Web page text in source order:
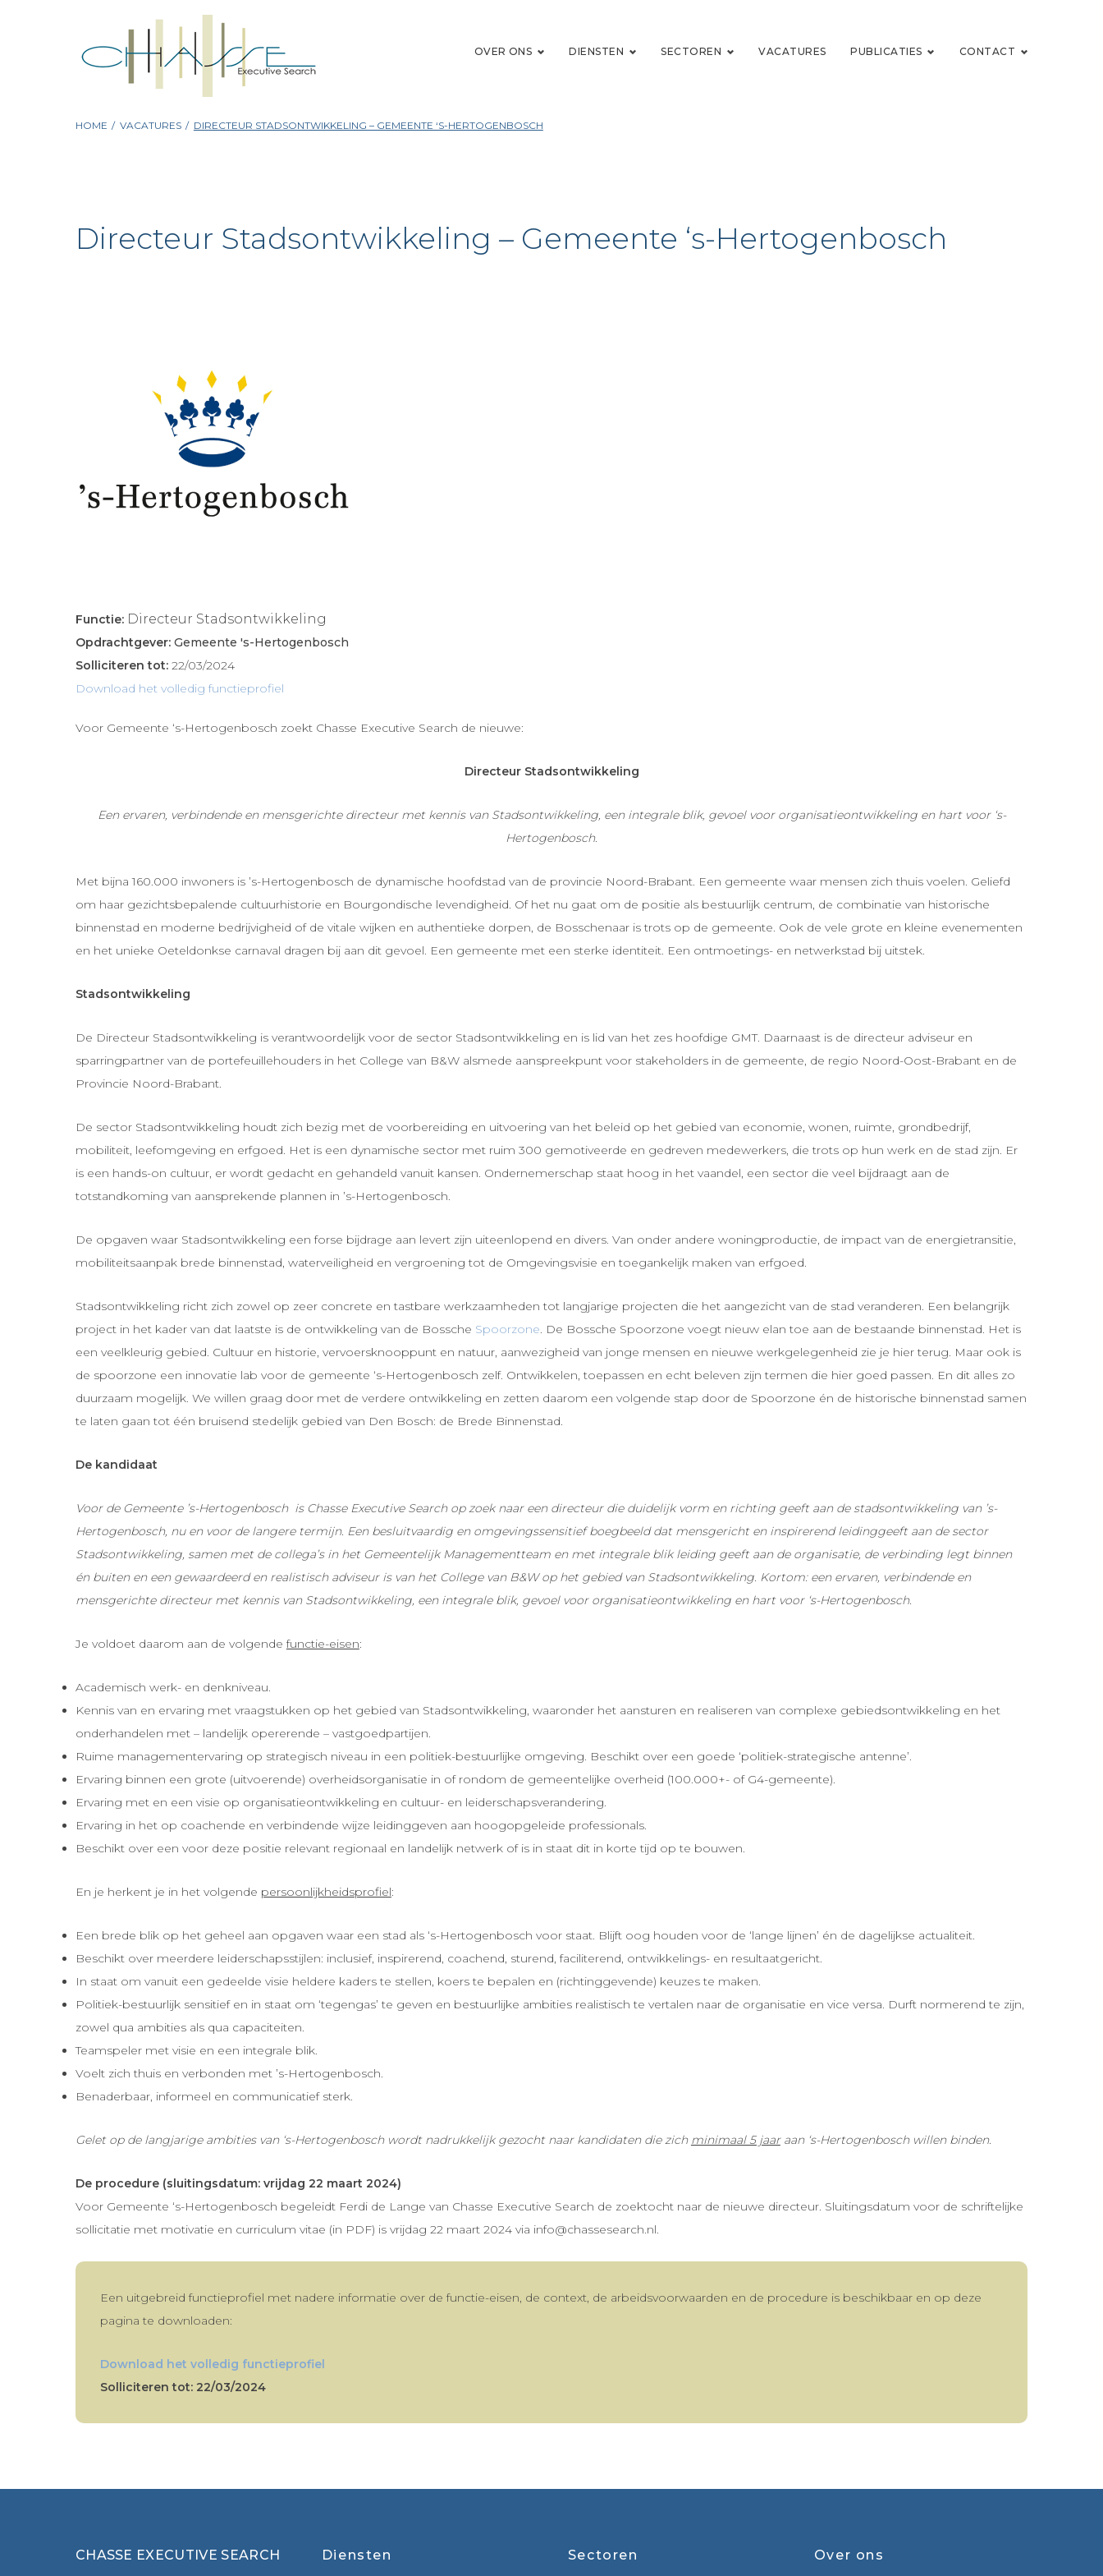
OVER ONS DIENSTEN SECTOREN VACATURES PUBLICATIES CONTACT
HOME / VACATURES / DIRECTEUR STADSONTWIKKELING – GEMEENTE ‘S-HERTOGENBOSCH
Directeur Stadsontwikkeling – Gemeente ‘s-Hertogenbosch
Functie: Directeur Stadsontwikkeling
Opdrachtgever: Gemeente 's-Hertogenbosch
Solliciteren tot: 22/03/2024
Download het volledig functieprofiel
Voor Gemeente ‘s-Hertogenbosch zoekt Chasse Executive Search de nieuwe:
Directeur Stadsontwikkeling
Een ervaren, verbindende en mensgerichte directeur met kennis van Stadsontwikkeling, een integrale blik, gevoel voor organisatieontwikkeling en hart voor ‘s-
Hertogenbosch.
Met bijna 160.000 inwoners is ’s-Hertogenbosch de dynamische hoofdstad van de provincie Noord-Brabant. Een gemeente waar mensen zich thuis voelen. Geliefd
om haar gezichtsbepalende cultuurhistorie en Bourgondische levendigheid. Of het nu gaat om de positie als bestuurlijk centrum, de combinatie van historische
binnenstad en moderne bedrijvigheid of de vitale wijken en authentieke dorpen, de Bosschenaar is trots op de gemeente. Ook de vele grote en kleine evenementen
en het unieke Oeteldonkse carnaval dragen bij aan dit gevoel. Een gemeente met een sterke identiteit. Een ontmoetings- en netwerkstad bij uitstek.
Stadsontwikkeling
De Directeur Stadsontwikkeling is verantwoordelijk voor de sector Stadsontwikkeling en is lid van het zes hoofdige GMT. Daarnaast is de directeur adviseur en
sparringpartner van de portefeuillehouders in het College van B&W alsmede aanspreekpunt voor stakeholders in de gemeente, de regio Noord-Oost-Brabant en de
Provincie Noord-Brabant.
De sector Stadsontwikkeling houdt zich bezig met de voorbereiding en uitvoering van het beleid op het gebied van economie, wonen, ruimte, grondbedrijf,
mobiliteit, leefomgeving en erfgoed. Het is een dynamische sector met ruim 300 gemotiveerde en gedreven medewerkers, die trots op hun werk en de stad zijn. Er
is een hands-on cultuur, er wordt gedacht en gehandeld vanuit kansen. Ondernemerschap staat hoog in het vaandel, een sector die veel bijdraagt aan de
totstandkoming van aansprekende plannen in ’s-Hertogenbosch.
De opgaven waar Stadsontwikkeling een forse bijdrage aan levert zijn uiteenlopend en divers. Van onder andere woningproductie, de impact van de energietransitie,
mobiliteitsaanpak brede binnenstad, waterveiligheid en vergroening tot de Omgevingsvisie en toegankelijk maken van erfgoed.
Stadsontwikkeling richt zich zowel op zeer concrete en tastbare werkzaamheden tot langjarige projecten die het aangezicht van de stad veranderen. Een belangrijk
project in het kader van dat laatste is de ontwikkeling van de Bossche Spoorzone. De Bossche Spoorzone voegt nieuw elan toe aan de bestaande binnenstad. Het is
een veelkleurig gebied. Cultuur en historie, vervoersknooppunt en natuur, aanwezigheid van jonge mensen en nieuwe werkgelegenheid zie je hier terug. Maar ook is
de spoorzone een innovatie lab voor de gemeente ‘s-Hertogenbosch zelf. Ontwikkelen, toepassen en echt beleven zijn termen die hier goed passen. En dit alles zo
duurzaam mogelijk. We willen graag door met de verdere ontwikkeling en zetten daarom een volgende stap door de Spoorzone én de historische binnenstad samen
te laten gaan tot één bruisend stedelijk gebied van Den Bosch: de Brede Binnenstad.
De kandidaat
Voor de Gemeente ’s-Hertogenbosch is Chasse Executive Search op zoek naar een directeur die duidelijk vorm en richting geeft aan de stadsontwikkeling van ’s-
Hertogenbosch, nu en voor de langere termijn. Een besluitvaardig en omgevingssensitief boegbeeld dat mensgericht en inspirerend leidinggeeft aan de sector
Stadsontwikkeling, samen met de collega’s in het Gemeentelijk Managementteam en met integrale blik leiding geeft aan de organisatie, de verbinding legt binnen
én buiten en een gewaardeerd en realistisch adviseur is van het College van B&W op het gebied van Stadsontwikkeling. Kortom: een ervaren, verbindende en
mensgerichte directeur met kennis van Stadsontwikkeling, een integrale blik, gevoel voor organisatieontwikkeling en hart voor ‘s-Hertogenbosch.
Je voldoet daarom aan de volgendefunctie-eisen:
Academisch werk- en denkniveau.
Kennis van en ervaring met vraagstukken op het gebied van Stadsontwikkeling, waaronder het aansturen en realiseren van complexe gebiedsontwikkeling en het
onderhandelen met – landelijk opererende – vastgoedpartijen.
Ruime managementervaring op strategisch niveau in een politiek-bestuurlijke omgeving. Beschikt over een goede ‘politiek-strategische antenne’.
Ervaring binnen een grote (uitvoerende) overheidsorganisatie in of rondom de gemeentelijke overheid (100.000+- of G4-gemeente).
Ervaring met en een visie op organisatieontwikkeling en cultuur- en leiderschapsverandering.
Ervaring in het op coachende en verbindende wijze leidinggeven aan hoogopgeleide professionals.
Beschikt over een voor deze positie relevant regionaal en landelijk netwerk of is in staat dit in korte tijd op te bouwen.
En je herkent je in het volgende persoonlijkheidsprofiel:
Een brede blik op het geheel aan opgaven waar een stad als ‘s-Hertogenbosch voor staat. Blijft oog houden voor de ‘lange lijnen’ én de dagelijkse actualiteit.
Beschikt over meerdere leiderschapsstijlen: inclusief, inspirerend, coachend, sturend, faciliterend, ontwikkelings- en resultaatgericht.
In staat om vanuit een gedeelde visie heldere kaders te stellen, koers te bepalen en (richtinggevende) keuzes te maken.
Politiek-bestuurlijk sensitief en in staat om ‘tegengas’ te geven en bestuurlijke ambities realistisch te vertalen naar de organisatie en vice versa. Durft normerend te zijn,
zowel qua ambities als qua capaciteiten.
Teamspeler met visie en een integrale blik.
Voelt zich thuis en verbonden met ’s-Hertogenbosch.
Benaderbaar, informeel en communicatief sterk.
Gelet op de langjarige ambities van ‘s-Hertogenbosch wordt nadrukkelijk gezocht naar kandidaten die zich minimaal 5 jaaraan ‘s-Hertogenbosch willen binden.
De procedure (sluitingsdatum: vrijdag 22 maart 2024)
Voor Gemeente ‘s-Hertogenbosch begeleidt Ferdi de Lange van Chasse Executive Search de zoektocht naar de nieuwe directeur. Sluitingsdatum voor de schriftelijke
sollicitatie met motivatie en curriculum vitae (in PDF) is vrijdag 22 maart 2024 via info@chassesearch.nl.
Een uitgebreid functieprofiel met nadere informatie over de functie-eisen, de context, de arbeidsvoorwaarden en de procedure is beschikbaar en op deze
pagina te downloaden:
Download het volledig functieprofiel
Solliciteren tot: 22/03/2024
CHASSE EXECUTIVE SEARCH Diensten Sectoren Over ons